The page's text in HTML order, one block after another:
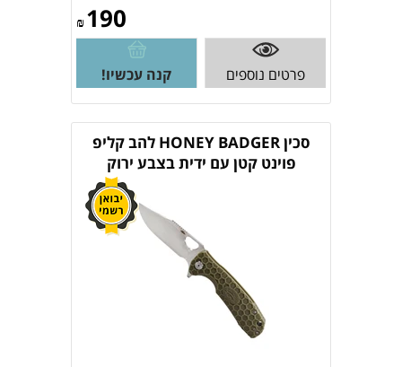
₪190
פרטים נוספים קנה עכשיו!
סכין HONEY BADGER להב קליפ
פוינט קטן עם ידית בצבע ירוק